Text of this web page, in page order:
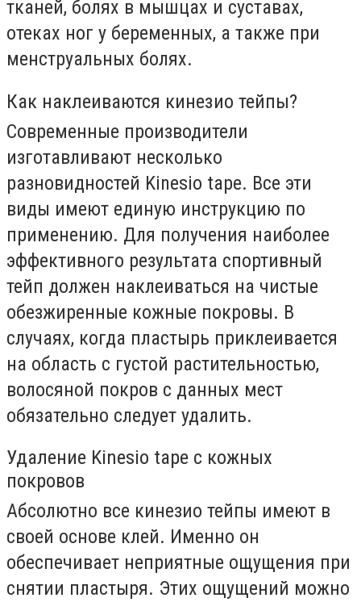
тканей, болях в мышцах и суставах,
отеках ног у беременных, а также при
менструальных болях.
Как наклеиваются кинезио тейпы?
Современные производители
изготавливают несколько
разновидностей Kinesio tape. Все эти
виды имеют единую инструкцию по
применению. Для получения наиболее
эффективного результата спортивный
тейп должен наклеиваться на чистые
обезжиренные кожные покровы. В
случаях, когда пластырь приклеивается
на область с густой растительностью,
волосяной покров с данных мест
обязательно следует удалить.
Удаление Kinesio tape с кожных
покровов
Абсолютно все кинезио тейпы имеют в
своей основе клей. Именно он
обеспечивает неприятные ощущения при
снятии пластыря. Этих ощущений можно